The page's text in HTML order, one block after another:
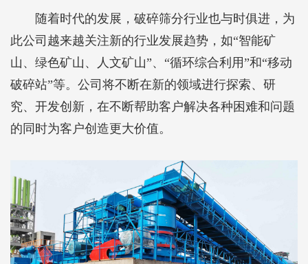
随着时代的发展，破碎筛分行业也与时俱进，为
此公司越来越关注新的行业发展趋势，如“智能矿
山、绿色矿山、人文矿山”、“循环综合利用”和“移动
破碎站”等。公司将不断在新的领域进行探索、研
究、开发创新，在不断帮助客户解决各种困难和问题
的同时为客户创造更大价值。